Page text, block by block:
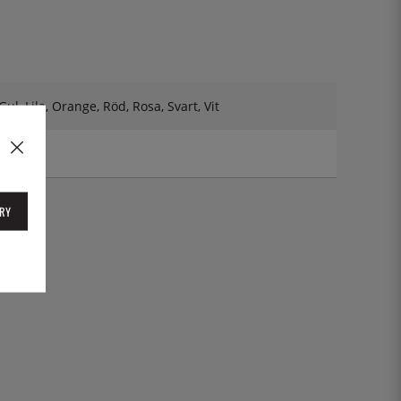
Lila, Orange, Röd, Rosa, Svart, Vit